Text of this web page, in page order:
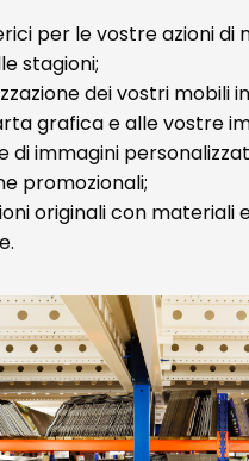
per le vostre azioni di
stagioni;
dei vostri mobili
grafica e alle vostre
di immagini
promozionali;
originali con materiali